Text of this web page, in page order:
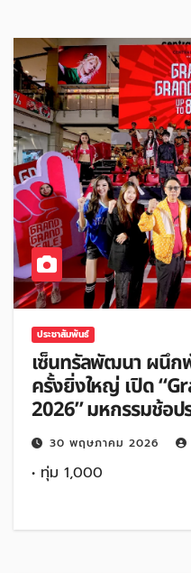
ประชาสัมพันธ์
เซ็นทรัลพัฒนา ผนึก
ครั้งยิ่งใหญ่ เปิด
2026” มหกรรมช้อป
Mid-Year
สู่เดสติเนชั่นการช้อปปิ้
30 พฤษภาคม 2026
• ทุ่ม 1,000